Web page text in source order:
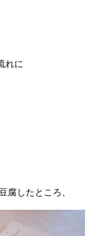
れに
腐したところ、